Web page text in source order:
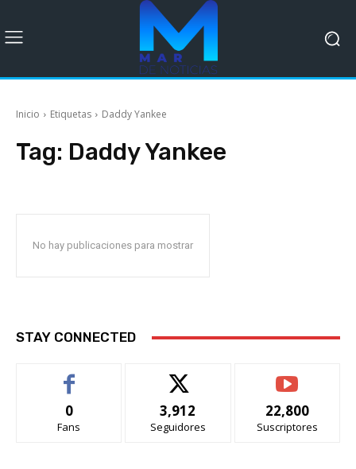
Inicio Etiquetas Daddy Yankee
Tag: Daddy Yankee
No hay publicaciones para mostrar
STAY CONNECTED
0
Fans
3,912
Seguidores
22,800
Suscriptores